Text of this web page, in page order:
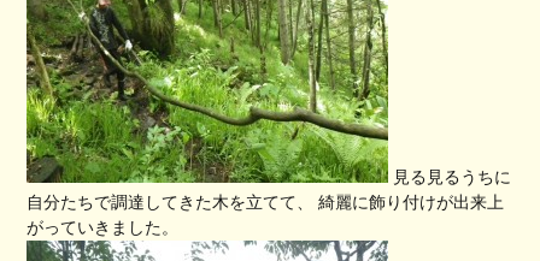
見る見るうちに
自分たちで調達してきた木を立てて、 綺麗に飾り付けが出来上
がっていきました。